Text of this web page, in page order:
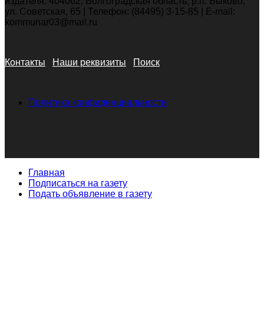
ул. Советская, 65 | Телефон: (84495) 3-15-85 | E-mail:
kommunar03@mail.ru
Контакты Наши реквизиты Поиск
Политика конфиденциальности
Главная
Подписаться на газету
Подать объявление в газету